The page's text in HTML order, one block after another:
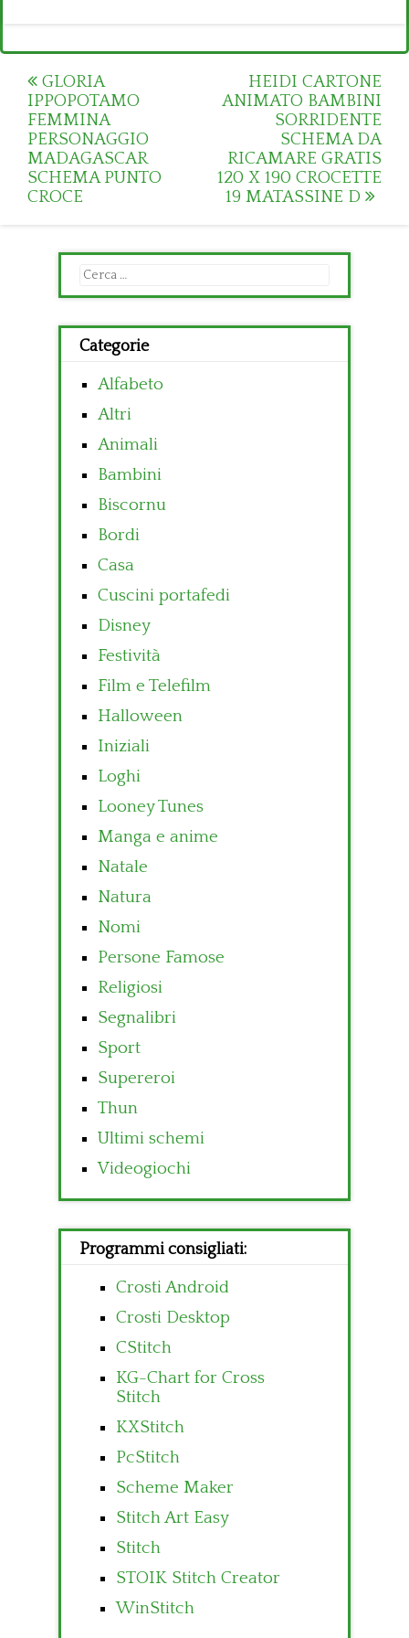
Post
navigation
GLORIA
IPPOPOTAMO
FEMMINA
PERSONAGGIO
MADAGASCAR
SCHEMA PUNTO
CROCE
HEIDI CARTONE
ANIMATO BAMBINI
SORRIDENTE
SCHEMA DA
RICAMARE GRATIS
120 X 190 CROCETTE
19 MATASSINE D
Ricerca
per:
Categorie
Alfabeto
Altri
Animali
Bambini
Biscornu
Bordi
Casa
Cuscini portafedi
Disney
Festività
Film e Telefilm
Halloween
Iniziali
Loghi
Looney Tunes
Manga e anime
Natale
Natura
Nomi
Persone Famose
Religiosi
Segnalibri
Sport
Supereroi
Thun
Ultimi schemi
Videogiochi
Programmi consigliati:
Crosti Android
Crosti Desktop
CStitch
KG-Chart for Cross
Stitch
KXStitch
PcStitch
Scheme Maker
Stitch Art Easy
Stitch
STOIK Stitch Creator
WinStitch